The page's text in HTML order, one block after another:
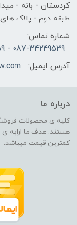
کردستان - بانه -
طبقه دوم - پلاک های 388 و 389
شماره تماس:
087-34249539 - 09187896559 - 09186686646
آدرس ایمیل:
درباره ما
کلیه ی محصولات
هستند. هدف ما ارایه ی
کمترین قیمت میباشد.